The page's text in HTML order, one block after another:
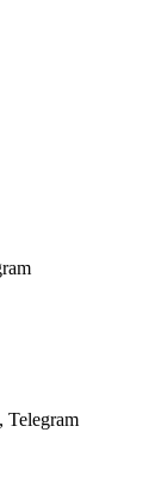
Telegram